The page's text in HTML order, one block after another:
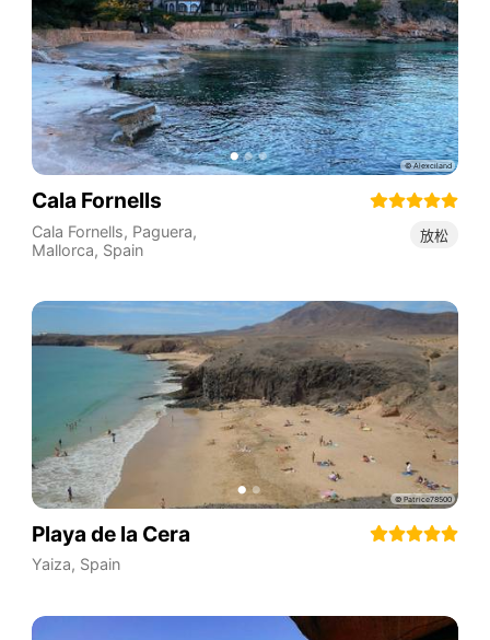
Cala Fornells
Cala Fornells, Paguera,
Mallorca, Spain
放松
Playa de la Cera
Yaiza, Spain